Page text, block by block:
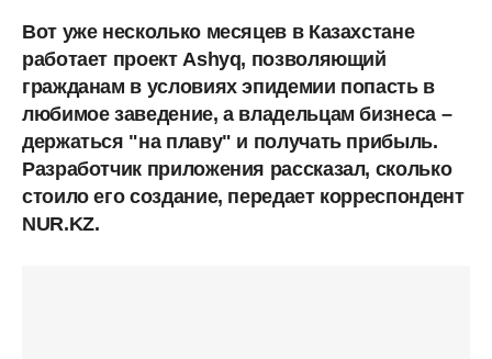
Вот уже несколько месяцев в Казахстане
работает проект Ashyq, позволяющий
гражданам в условиях эпидемии попасть в
любимое заведение, а владельцам бизнеса –
держаться "на плаву" и получать прибыль.
Разработчик приложения рассказал, сколько
стоило его создание, передает корреспондент
NUR.KZ.